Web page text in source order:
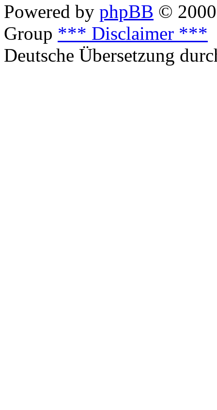
Powered by phpBB ©
Group *** Disclaimer ***
Deutsche Übersetzung